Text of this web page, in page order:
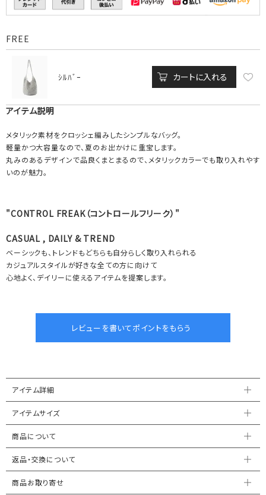
FREE
ｼﾙﾊﾞｰ カートに入れる
アイテム説明
メタリック素材をクロッシェ編みしたシンプルなバッグ。
軽量かつ大容量なので、夏のお出かけに重宝します。
丸みのあるデザインで品良くまとまるので、メタリックカラーでも取り入れやす
いのが魅力。
"CONTROL FREAK（コントロールフリーク）"
CASUAL , DAILY & TREND
ベーシックも、トレンドもどちらも自分らしく取り入れられる
カジュアルスタイルが好きな全ての方に向けて
心地よく、デイリーに使えるアイテムを提案します。
アイテム詳細
アイテムサイズ
商品について
返品・交換について
商品お取り寄せ